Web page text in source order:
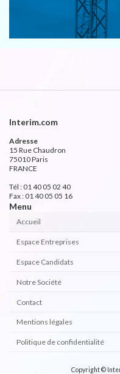
Interim.com
Adresse
15 Rue Chaudron
75010 Paris
FRANCE
Tél : 01 40 05 02 40
Fax : 01 40 05 05 16
Menu
Accueil
Espace Entreprises
Espace Candidats
Notre Société
Contact
Mentions légales
Politique de confidentialité
Copyright ©